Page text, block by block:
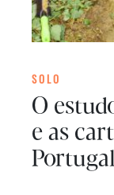
SOLO
O
e as